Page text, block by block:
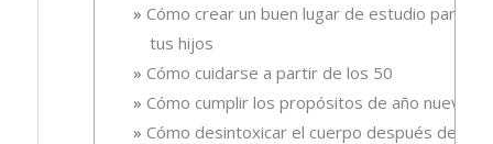
Cómo crear un buen lugar de estudio para
tus hijos
Cómo cuidarse a partir de los 50
Cómo cumplir los propósitos de año nuevo
Cómo desintoxicar el cuerpo después de las